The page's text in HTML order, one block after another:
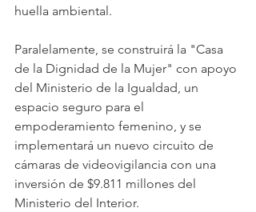
huella ambiental.
Paralelamente, se construirá la "Casa
de la Dignidad de la Mujer" con apoyo
del Ministerio de la Igualdad, un
espacio seguro para el
empoderamiento femenino, y se
implementará un nuevo circuito de
cámaras de videovigilancia con una
inversión de $9.811 millones del
Ministerio del Interior.